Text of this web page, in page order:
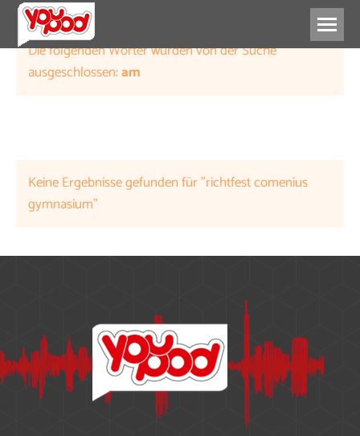
Die folgenden Wörter wurden von der Suche
ausgeschlossen:am
Keine Ergebnisse gefunden für "richtfest comenius
gymnasium"